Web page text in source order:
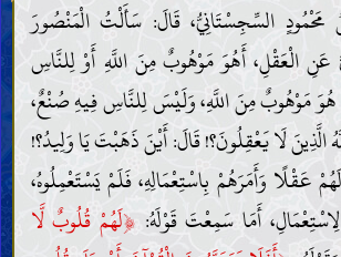
مَحْمُودٍ السِّجِسْتَانِيُّ، قَالَ: سَأَلْتُ الْمَنْصُورَ
عَنِ الْعَقْلِ، أَهُوَ مَوْهُوبٌ مِنَ اللَّهِ أَوْ لِلنَّاسِ
مَوْهُوبٌ مِنَ اللَّهِ، وَلَيْسَ لِلنَّاسِ فِيهِ صُنْعٌ،
الَّذِينَ لَا يَعْقِلُونَ؟! قَالَ: أَيْنَ ذَهَبْتَ يَا وَلِيدُ؟!
عَقْلًا وَأَمَرَهُمْ بِاسْتِعْمَالِهِ، فَلَمْ يَسْتَعْمِلُوهُ،
أَمَا سَمِعْتَ قَوْلَهُ: ﴿لَهُمْ قُلُوبٌ لَّا